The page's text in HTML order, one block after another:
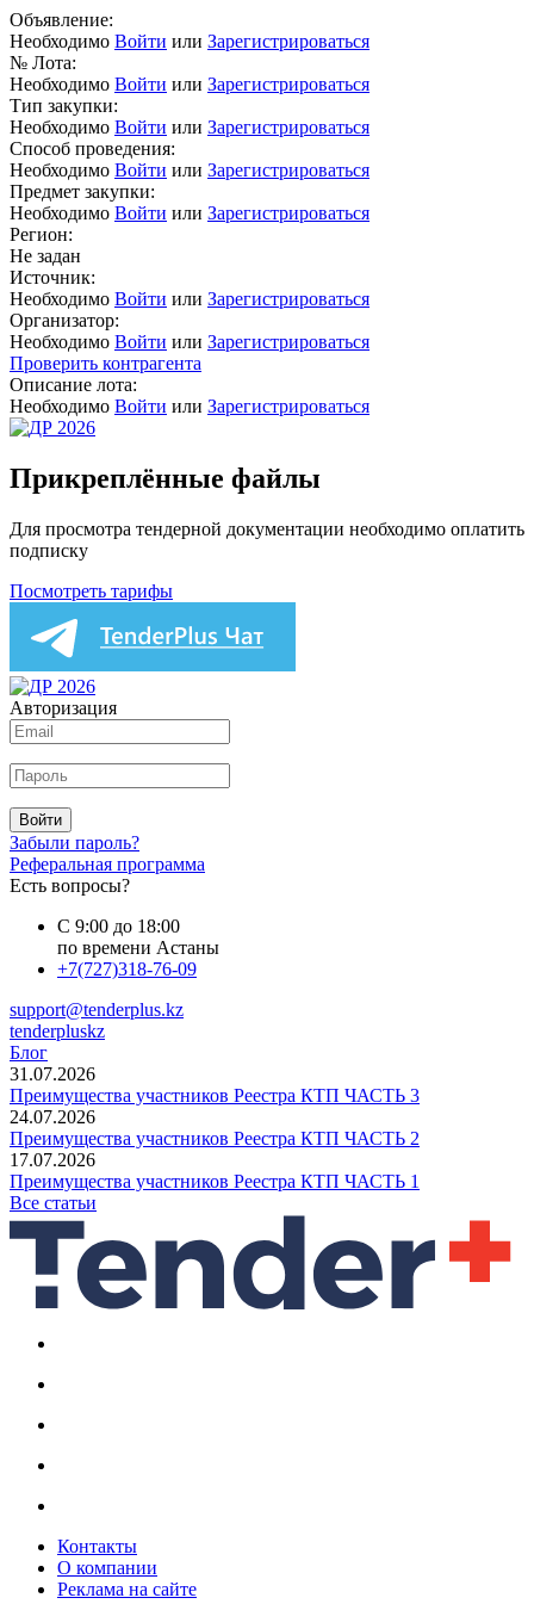
Объявление:
Необходимо Войти или Зарегистрироваться
№ Лота:
Необходимо Войти или Зарегистрироваться
Тип закупки:
Необходимо Войти или Зарегистрироваться
Способ проведения:
Необходимо Войти или Зарегистрироваться
Предмет закупки:
Необходимо Войти или Зарегистрироваться
Регион:
Не задан
Источник:
Необходимо Войти или Зарегистрироваться
Организатор:
Необходимо Войти или Зарегистрироваться
Проверить контрагента
Описание лота:
Необходимо Войти или Зарегистрироваться
Прикреплённые файлы
Для просмотра тендерной документации необходимо оплатить
подписку
Посмотреть тарифы
Авторизация
Войти
Забыли пароль?
Реферальная программа
Есть вопросы?
С 9:00 до 18:00
по времени Астаны
+7(727)318-76-09
support@tenderplus.kz
tenderpluskz
Блог
31.07.2026
Преимущества участников Реестра КТП ЧАСТЬ 3
24.07.2026
Преимущества участников Реестра КТП ЧАСТЬ 2
17.07.2026
Преимущества участников Реестра КТП ЧАСТЬ 1
Все статьи
Контакты
О компании
Реклама на сайте